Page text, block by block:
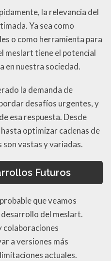
la relevancia del
Ya sea como
o como herramienta para
meslart tiene el potencial
en nuestra sociedad.
la demanda de
desafíos urgentes, y
esa respuesta. Desde
optimizar cadenas de
son vastas y variadas.
Futuros
que veamos
del meslart.
colaboraciones
a versiones más
actuales.